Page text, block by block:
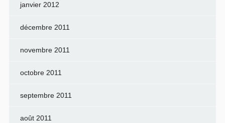
janvier 2012
décembre 2011
novembre 2011
octobre 2011
septembre 2011
août 2011